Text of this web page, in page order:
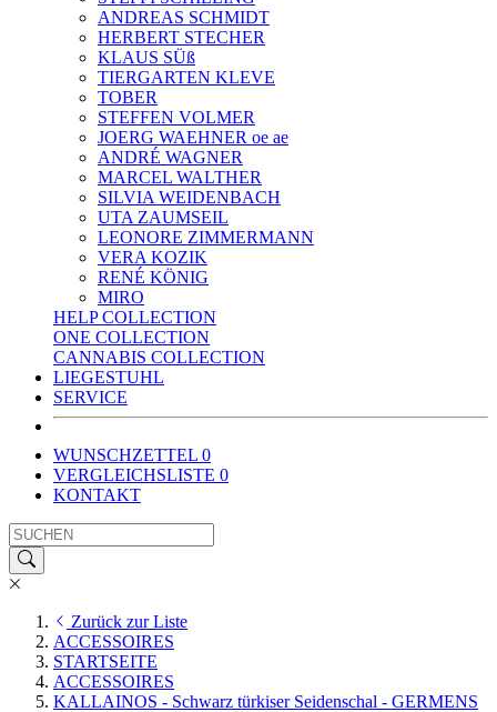
ANDREAS SCHMIDT
HERBERT STECHER
KLAUS SÜß
TIERGARTEN KLEVE
TOBER
STEFFEN VOLMER
JOERG WAEHNER oe ae
ANDRÉ WAGNER
MARCEL WALTHER
SILVIA WEIDENBACH
UTA ZAUMSEIL
LEONORE ZIMMERMANN
VERA KOZIK
RENÉ KÖNIG
MIRO
HELP COLLECTION
ONE COLLECTION
CANNABIS COLLECTION
LIEGESTUHL
SERVICE
WUNSCHZETTEL 0
VERGLEICHSLISTE 0
KONTAKT
Zurück zur Liste
ACCESSOIRES
STARTSEITE
ACCESSOIRES
KALLAINOS - Schwarz türkiser Seidenschal - GERMENS